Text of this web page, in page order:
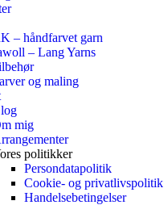
– håndfarvet garn
– Lang Yarns
og maling
mig
politikker
Persondatapolitik
Cookie- og privatlivspolitik
Handelsebetingelser